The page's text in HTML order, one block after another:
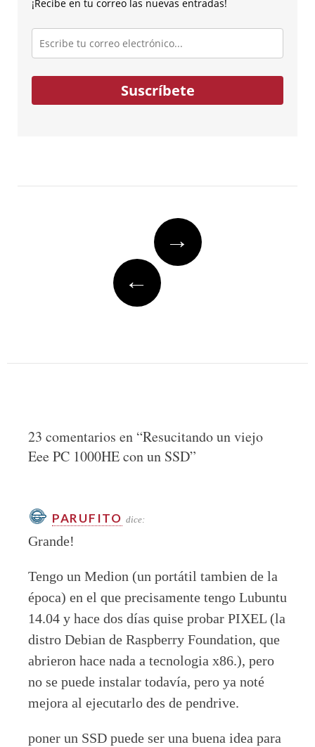
¡Recibe en tu correo las nuevas entradas!
Escribe
tu
correo
electrónico...
Suscríbete
→
←
23 comentarios en “Resucitando un viejo
Eee PC 1000HE con un SSD”
PARUFITO dice:
Grande!
Tengo un Medion (un portátil tambien de la
época) en el que precisamente tengo Lubuntu
14.04 y hace dos días quise probar PIXEL (la
distro Debian de Raspberry Foundation, que
abrieron hace nada a tecnologia x86.), pero
no se puede instalar todavía, pero ya noté
mejora al ejecutarlo des de pendrive.
poner un SSD puede ser una buena idea para